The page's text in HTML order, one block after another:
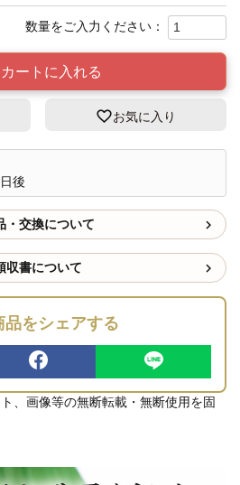
カートに入れる
お気に入り
後
・交換について
収書について
品をシェアする
、画像等の無断転載・無断使用を固